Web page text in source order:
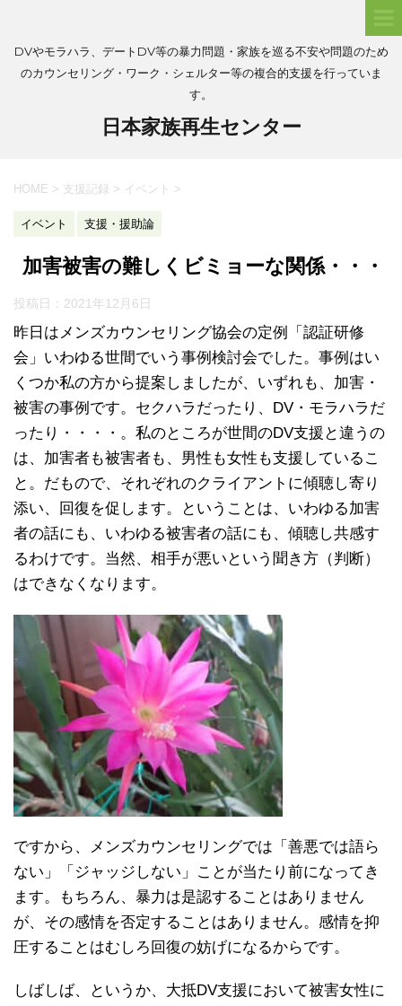
DVやモラハラ、デートDV等の暴力問題・家族を巡る不安や問題のため
のカウンセリング・ワーク・シェルター等の複合的支援を行っていま
す。
日本家族再生センター
HOME > 支援記録 > イベント >
イベント 支援・援助論
加害被害の難しくビミョーな関係・・・
投稿日： 2021年12月6日
昨日はメンズカウンセリング協会の定例「認証研修
会」いわゆる世間でいう事例検討会でした。事例はい
くつか私の方から提案しましたが、いずれも、加害・
被害の事例です。セクハラだったり、DV・モラハラだ
ったり・・・・。私のところが世間のDV支援と違うの
は、加害者も被害者も、男性も女性も支援しているこ
と。だもので、それぞれのクライアントに傾聴し寄り
添い、回復を促します。ということは、いわゆる加害
者の話にも、いわゆる被害者の話にも、傾聴し共感す
るわけです。当然、相手が悪いという聞き方（判断）
はできなくなります。
ですから、メンズカウンセリングでは「善悪では語ら
ない」「ジャッジしない」ことが当たり前になってき
ます。もちろん、暴力は是認することはありません
が、その感情を否定することはありません。感情を抑
圧することはむしろ回復の妨げになるからです。
しばしば、というか、大抵DV支援において被害女性に